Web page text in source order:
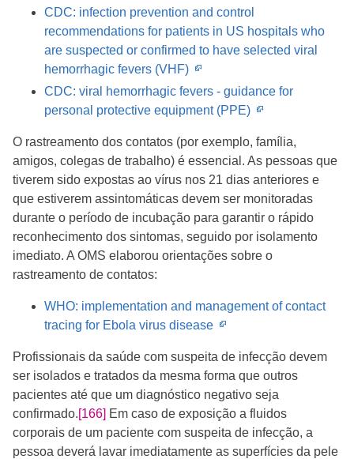
in
new
window
CDC: infection prevention and control
recommendations for patients in US hospitals who
are suspected or confirmed to have selected viral
hemorrhagic fevers (VHF)
in
new
CDC: viral hemorrhagic fevers - guidance for
personal protective equipment (PPE)
new
window
O rastreamento dos contatos (por exemplo, família,
amigos, colegas de trabalho) é essencial. As pessoas que
tiverem sido expostas ao vírus nos 21 dias anteriores e
que estiverem assintomáticas devem ser monitoradas
durante o período de incubação para garantir o rápido
reconhecimento dos sintomas, seguido por isolamento
imediato. A OMS elaborou orientações sobre o
rastreamento de contatos:
WHO: implementation and management of contact
tracing for Ebola virus disease
new
window
Profissionais da saúde com suspeita de infecção devem
ser isolados e tratados da mesma forma que outros
pacientes até que um diagnóstico negativo seja
confirmado.[166] ​ Em caso de exposição a fluidos
corporais de um paciente com suspeita de infecção, a
pessoa deverá lavar imediatamente as superfícies da pele